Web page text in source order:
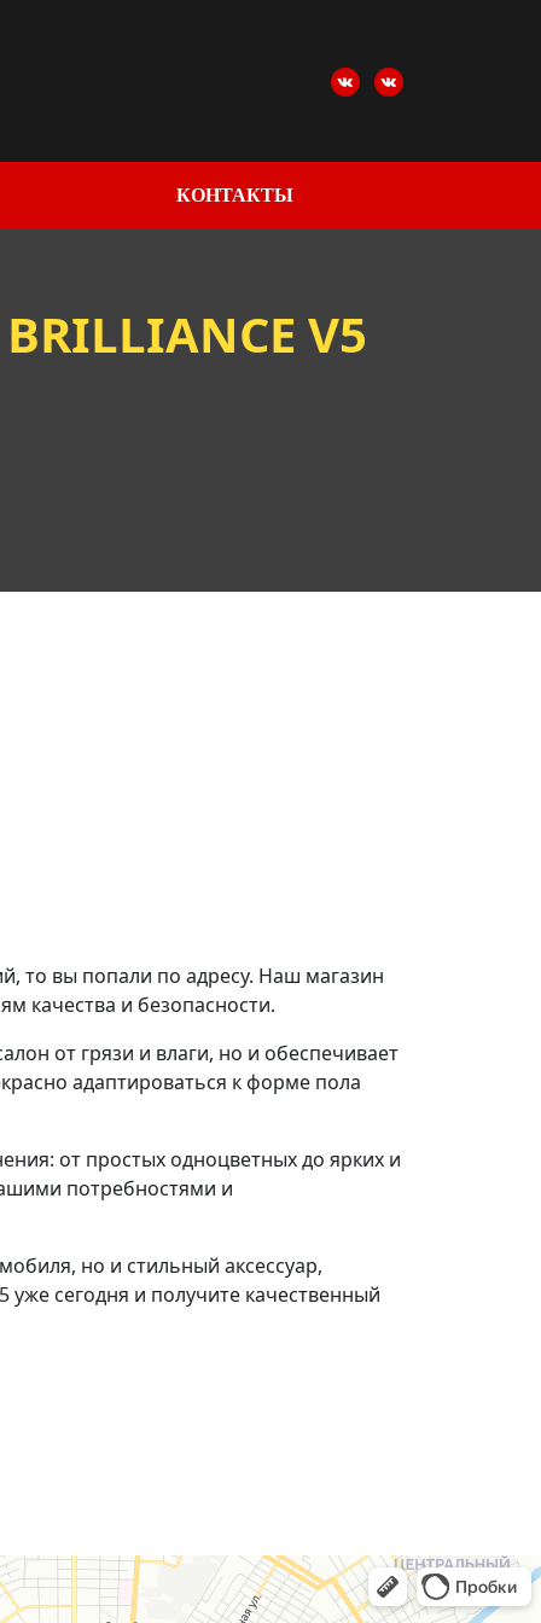
КОНТАКТЫ
V5
то вы попали по адресу. Наш магазин
качества и безопасности.
от грязи и влаги, но и обеспечивает
адаптироваться к форме пола
от простых одноцветных до ярких и
потребностями и
но и стильный аксессуар,
сегодня и получите качественный